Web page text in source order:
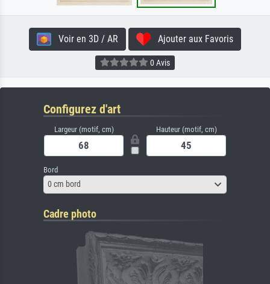
Voir en 3D / AR Ajouter aux Favoris
0 Avis
Configurez d'art
Largeur (motif, cm) Hauteur (motif, cm)
Bord
0 cm bord
Cadre photo